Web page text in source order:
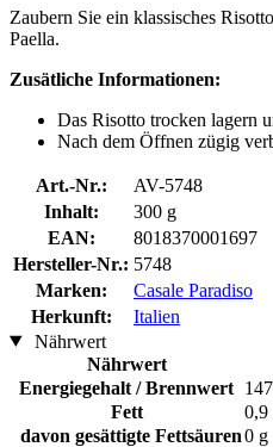
Zaubern Sie ein klassisches
Paella.
Zusätliche Informationen:
Das Risotto trocken lagern
Nach dem Öffnen zügig
Art.-Nr.:
AV-5748
Inhalt:
300 g
EAN:
8018370001697
Hersteller-Nr.: 5748
Marken:
Casale Paradiso
Herkunft:
Italien
Nährwert
Nährwert
Energiegehalt / Brennwert
Fett
0,9
davon gesättigte Fettsäuren0 g